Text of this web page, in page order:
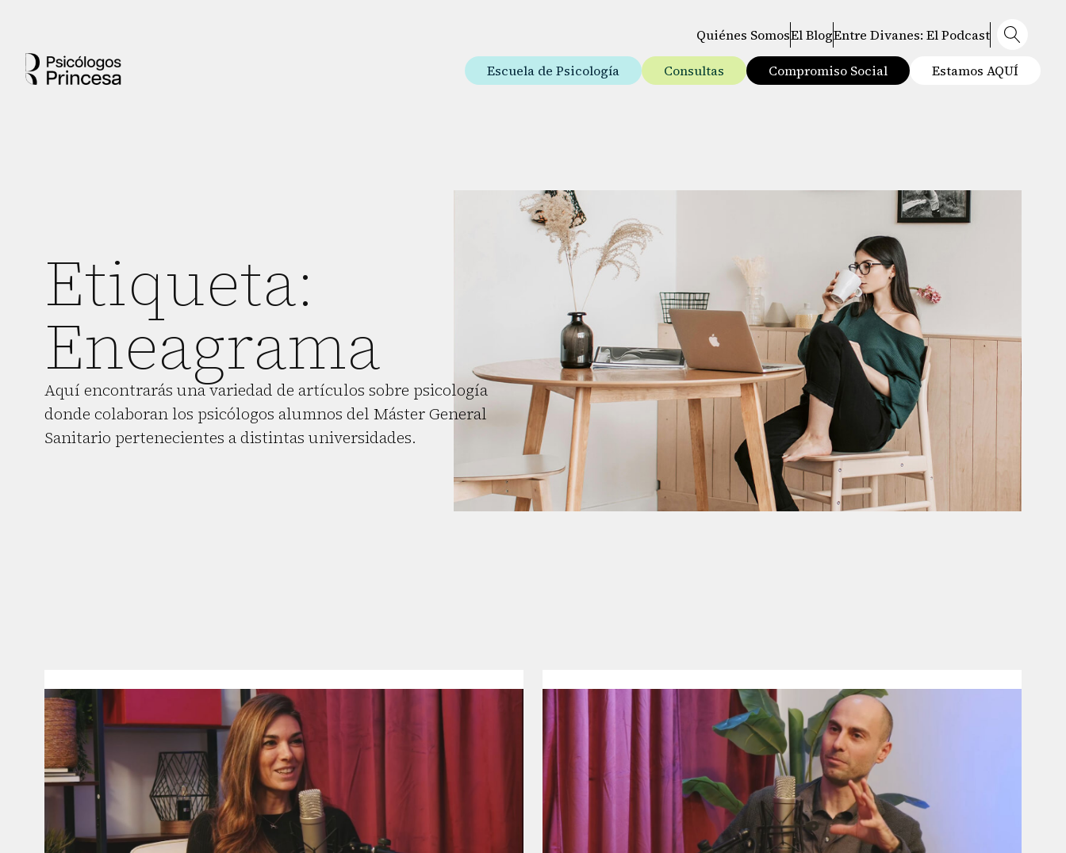
Quiénes SomosEl BlogEntre Divanes: El Podcast
Escuela de Psicología Consultas Compromiso Social Estamos AQUÍ
Etiqueta:
Eneagrama
Aquí encontrarás una variedad de artículos sobre psicología
donde colaboran los psicólogos alumnos del Máster General
Sanitario pertenecientes a distintas universidades.